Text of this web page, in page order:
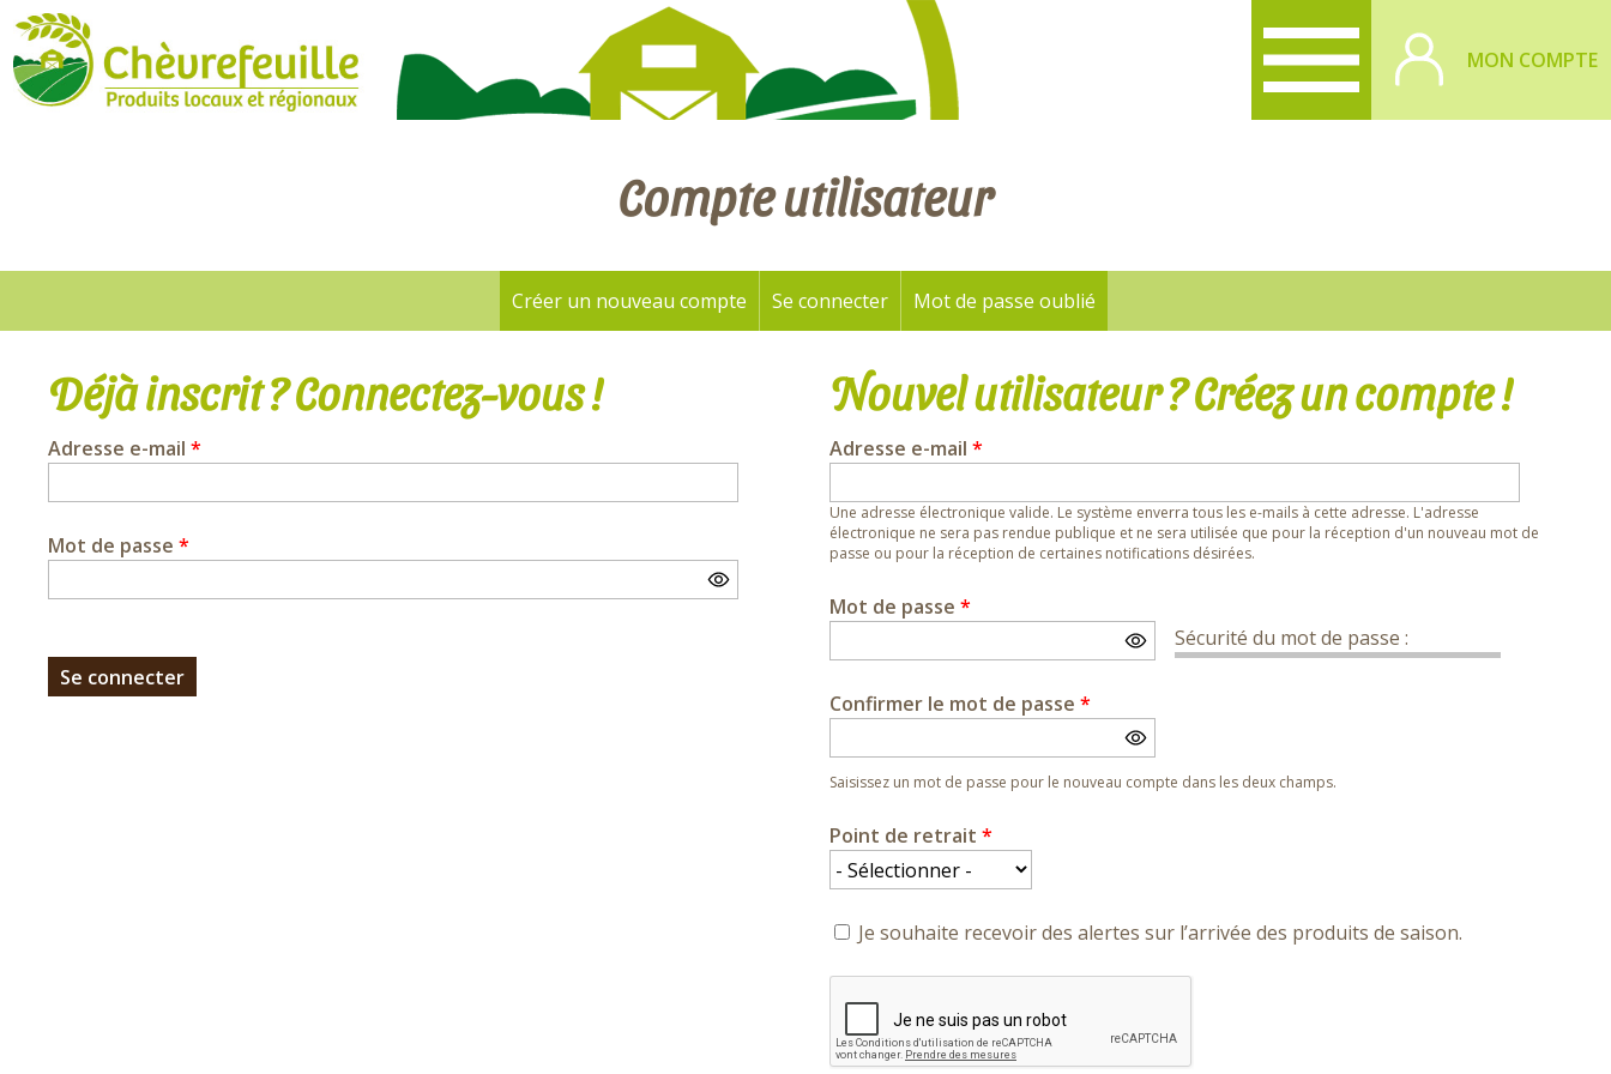
MON COMPTE
Compte utilisateur
Onglets
principaux
Créer un nouveau compte Se connecter (onglet actif)
Mot de passe oublié
Déjà inscrit ? Connectez-vous !
Adresse e-mail *
Mot de passe *
Nouvel utilisateur ? Créez un compte !
Adresse e-mail *
Une adresse électronique valide. Le système enverra tous les e-mails à cette adresse. L'adresse
électronique ne sera pas rendue publique et ne sera utilisée que pour la réception d'un nouveau mot de
passe ou pour la réception de certaines notifications désirées.
Mot de passe *
Sécurité du mot de passe :
Confirmer le mot de passe *
Saisissez un mot de passe pour le nouveau compte dans les deux champs.
Point de retrait *
Je souhaite recevoir des alertes sur l’arrivée des produits de saison.